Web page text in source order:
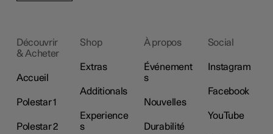
Découvrir
& Acheter
Accueil
Polestar 1
Polestar 2
Shop
Extras
Additionals
Experience
s
À propos
Événement
s
Nouvelles
Durabilité
Social
Instagram
Facebook
YouTube